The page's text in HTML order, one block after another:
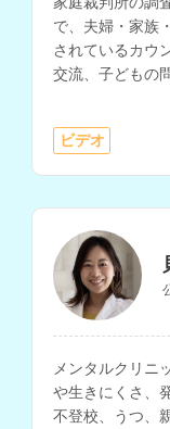
で、夫婦・家族
されているカウ
交流、子どもの
ビデオ
メンタルクリニ
や生きにくさ、
不登校、うつ、